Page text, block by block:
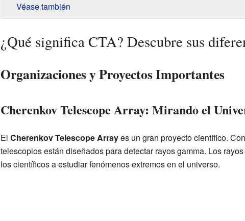
Véase también
¿Qué significa CTA? Descubre sus
Organizaciones y Proyectos Importantes
Cherenkov Telescope Array: Mirando el
El Cherenkov Telescope Arrayes un gran proyecto científico.
telescopios están diseñados para detectar rayos gamma. Los
los científicos a estudiar fenómenos extremos en el universo.